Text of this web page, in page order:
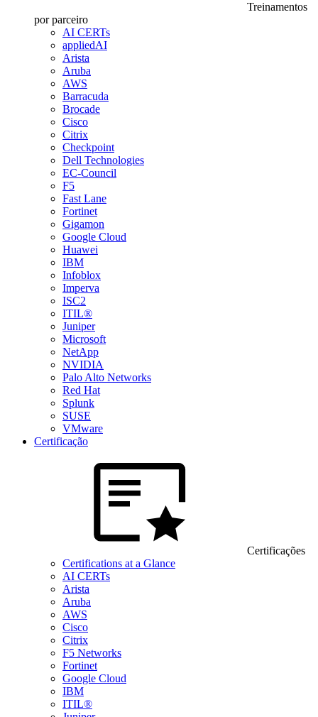
Treinamentos
por parceiro
AI CERTs
appliedAI
Arista
Aruba
AWS
Barracuda
Brocade
Cisco
Citrix
Checkpoint
Dell Technologies
EC-Council
F5
Fast Lane
Fortinet
Gigamon
Google Cloud
Huawei
IBM
Infoblox
Imperva
ISC2
ITIL®
Juniper
Microsoft
NetApp
NVIDIA
Palo Alto Networks
Red Hat
Splunk
SUSE
VMware
Certificação
Certificações
Certifications at a Glance
AI CERTs
Arista
Aruba
AWS
Cisco
Citrix
F5 Networks
Fortinet
Google Cloud
IBM
ITIL®